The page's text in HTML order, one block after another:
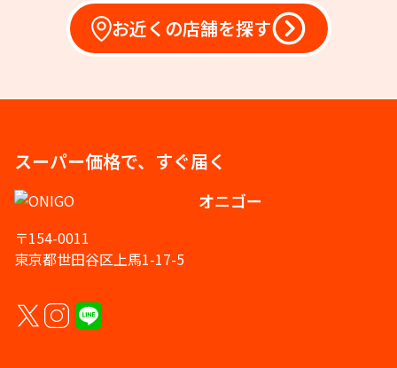
お近くの店舗を探す
スーパー価格で、すぐ届く
オニゴー
〒154-0011
東京都世田谷区上馬1-17-5